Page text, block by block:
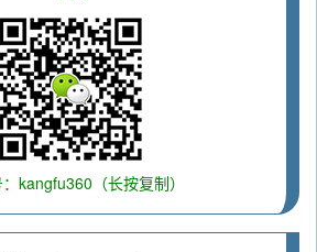
kangfu360（长按复制）